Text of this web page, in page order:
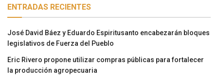
ENTRADAS RECIENTES
José David Báez y Eduardo Espiritusanto encabezarán bloques
legislativos de Fuerza del Pueblo
Eric Rivero propone utilizar compras públicas para fortalecer
la producción agropecuaria